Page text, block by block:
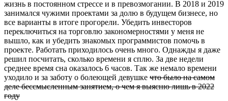
жизнь в постоянном стрессе и в превозмогании. В 2018 и 2019
занимался чужими проектами за долю в будущем бизнесе, но
все варианты в итоге прогорели. Убедить инвесторов
переключиться на торговлю закономерностями у меня не
вышло, как и убедить знакомых программистов помочь в
проекте. Работать приходилось очень много. Однажды я даже
решил посчитать, сколько времени я сплю. За две недели
среднее время сна оказалось 6 часов. Так же немало времени
уходило и за заботу о болеющей девушке что было на самом
деле бессмысленным занятием, о чем я выясню лишь в 2022
году